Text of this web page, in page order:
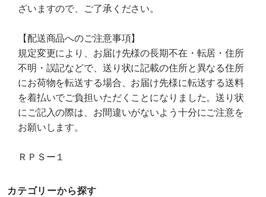
ざいますので、ご了承ください。
【配送商品へのご注意事項】
規定変更により、お届け先様の長期不在・転居・住所
不明・誤記などで、送り状に記載の住所と異なる住所
にお荷物を転送する場合、お届け先様に転送する送料
を着払いでご負担いただくことになりました。送り状
にご記入の際は、お間違いがないよう十分にご注意を
お願いします。
ＲＰＳー１
カテゴリーから探す